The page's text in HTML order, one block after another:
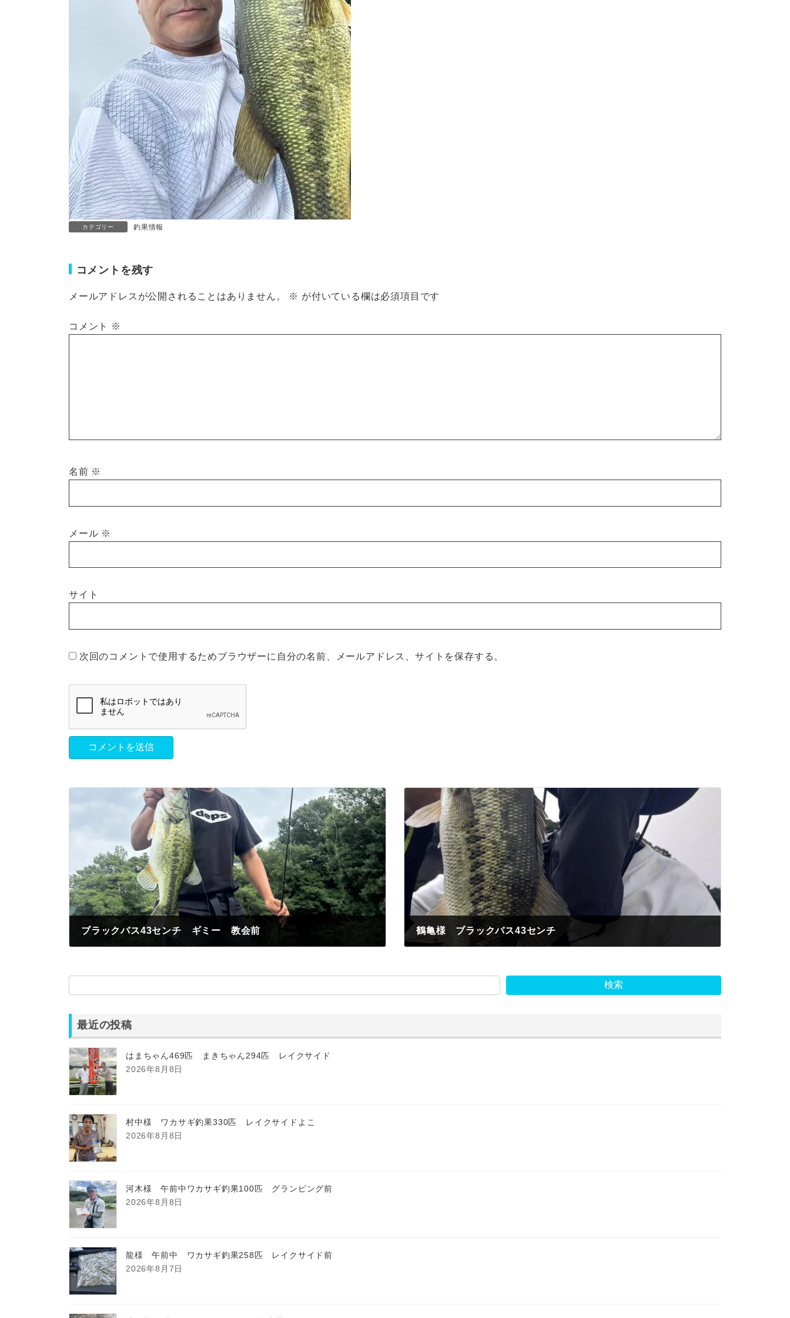
カテゴリー 釣果情報
コメントを残す
メールアドレスが公開されることはありません。 ※ が付いている欄は必須項目です
コメント ※
名前 ※
メール ※
サイト
次回のコメントで使用するためブラウザーに自分の名前、メールアドレス、サイトを保存する。
ブラックバス43センチ ギミー 教会前 鶴亀様 ブラックバス43センチ
検索
最近の投稿
はまちゃん469匹 まきちゃん294匹 レイクサイド
2026年8月8日
村中様 ワカサギ釣果330匹 レイクサイドよこ
2026年8月8日
河木様 午前中ワカサギ釣果100匹 グランピング前
2026年8月8日
龍様 午前中 ワカサギ釣果258匹 レイクサイド前
2026年8月7日